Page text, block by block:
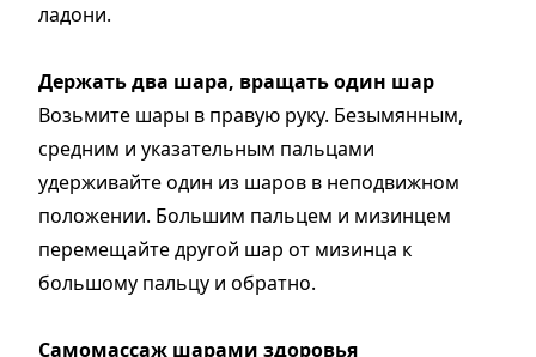
ладони.
Держать два шара, вращать один шар
Возьмите шары в правую руку. Безымянным,
средним и указательным пальцами
удерживайте один из шаров в неподвижном
положении. Большим пальцем и мизинцем
перемещайте другой шар от мизинца к
большому пальцу и обратно.
Самомассаж шарами здоровья